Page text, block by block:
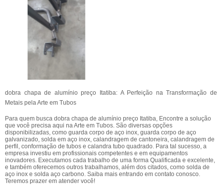
dobra chapa de alumínio preço Itatiba: A Perfeição na Transformação de
Metais pela Arte em Tubos
Para quem busca dobra chapa de alumínio preço Itatiba, Encontre a solução
que você precisa aqui na Arte em Tubos. São diversas opções
disponibilizadas, como guarda corpo de aço inox, guarda corpo de aço
galvanizado, solda em aço inox, calandragem de cantoneira, calandragem de
perfil, conformação de tubos e calandra tubo quadrado. Para tal sucesso, a
empresa investiu em profissionais competentes e em equipamentos
inovadores. Executamos cada trabalho de uma forma Qualificada e excelente,
e também oferecemos outros trabalhamos, além dos citados, como solda de
aço inox e solda aço carbono. Saiba mais entrando em contato conosco.
Teremos prazer em atender você!